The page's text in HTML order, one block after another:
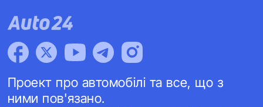
Проект про автомобілі та все, що з
ними пов'язано.